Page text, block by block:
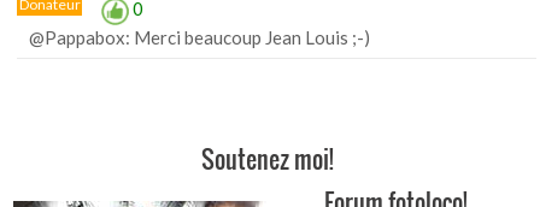
Donateur
0
@Pappabox: Merci beaucoup Jean Louis ;-)
Soutenez moi!